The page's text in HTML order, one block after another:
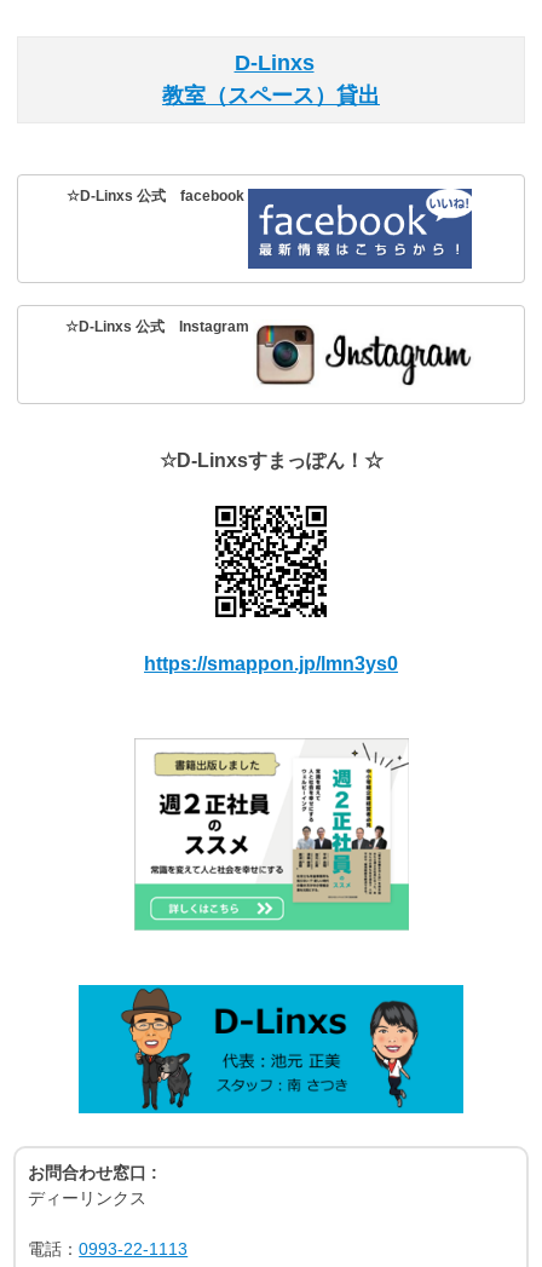
D-Linxs
教室（スペース）貸出
☆D-Linxs 公式 facebook
☆D-Linxs 公式 Instagram
☆D-Linxsすまっぽん！☆
https://smappon.jp/lmn3ys0
お問合わせ窓口 :
ディーリンクス
電話：0993-22-1113